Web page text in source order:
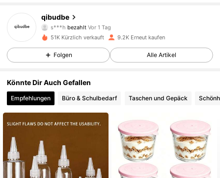
qibudbe
4,77
1.8K Follower
s***h bezahlt Vor 1 Tag
y***ristVor 1 Tag gefolgt
1.8K Follower
4,77 1.8K Follower
1.8K Follower
51K Kürzlich verkauft 9.2K Erneut kaufen
Folgen Alle Artikel
Könnte Dir Auch Gefallen
Empfehlungen Büro & Schulbedarf Taschen und Gepäck